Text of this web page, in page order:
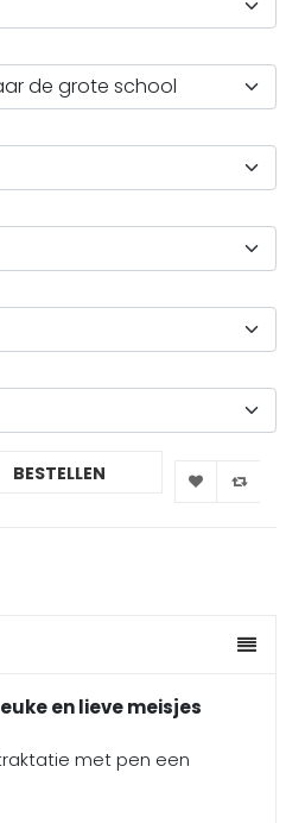
BESTELLEN
en lieve meisjes
met pen een